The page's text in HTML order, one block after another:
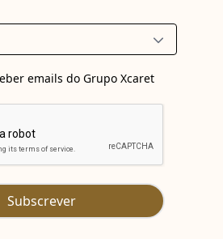
emails do Grupo Xcaret
Subscrever